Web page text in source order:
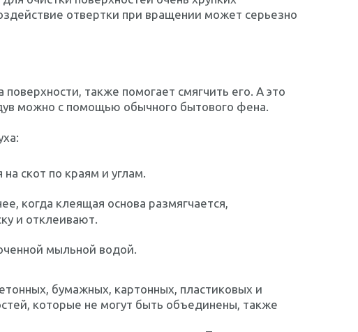
отвертки при вращении может серьезно
также помогает смягчить его. А это
можно с помощью обычного бытового фена.
скот по краям и углам.
когда клеящая основа размягчается,
и отклеивают.
мыльной водой.
бумажных, картонных, пластиковых и
которые не могут быть объединены, также